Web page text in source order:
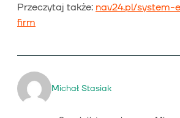
Przeczytaj także: nav24.pl/
firm
Michał Stasiak